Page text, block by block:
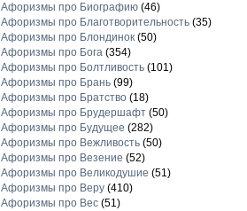
Афоризмы про Биографию(46)
Афоризмы про Благотворительность(35)
Афоризмы про Блондинок(50)
Афоризмы про Бога(354)
Афоризмы про Болтливость(101)
Афоризмы про Брань(99)
Афоризмы про Братство(18)
Афоризмы про Брудершафт(50)
Афоризмы про Будущее (282)
Афоризмы про Вежливость(50)
Афоризмы про Везение (52)
Афоризмы про Великодушие (51)
Афоризмы про Веру(410)
Афоризмы про Вес(51)